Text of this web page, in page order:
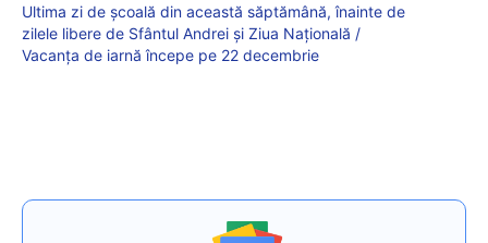
Ultima zi de școală din această săptămână, înainte de
zilele libere de Sfântul Andrei și Ziua Națională /
Vacanța de iarnă începe pe 22 decembrie